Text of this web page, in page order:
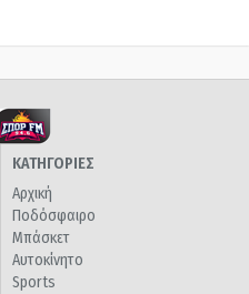
ΚΑΤΗΓΟΡΙΕΣ
Αρχική
Ποδόσφαιρο
Μπάσκετ
Αυτοκίνητο
Sports